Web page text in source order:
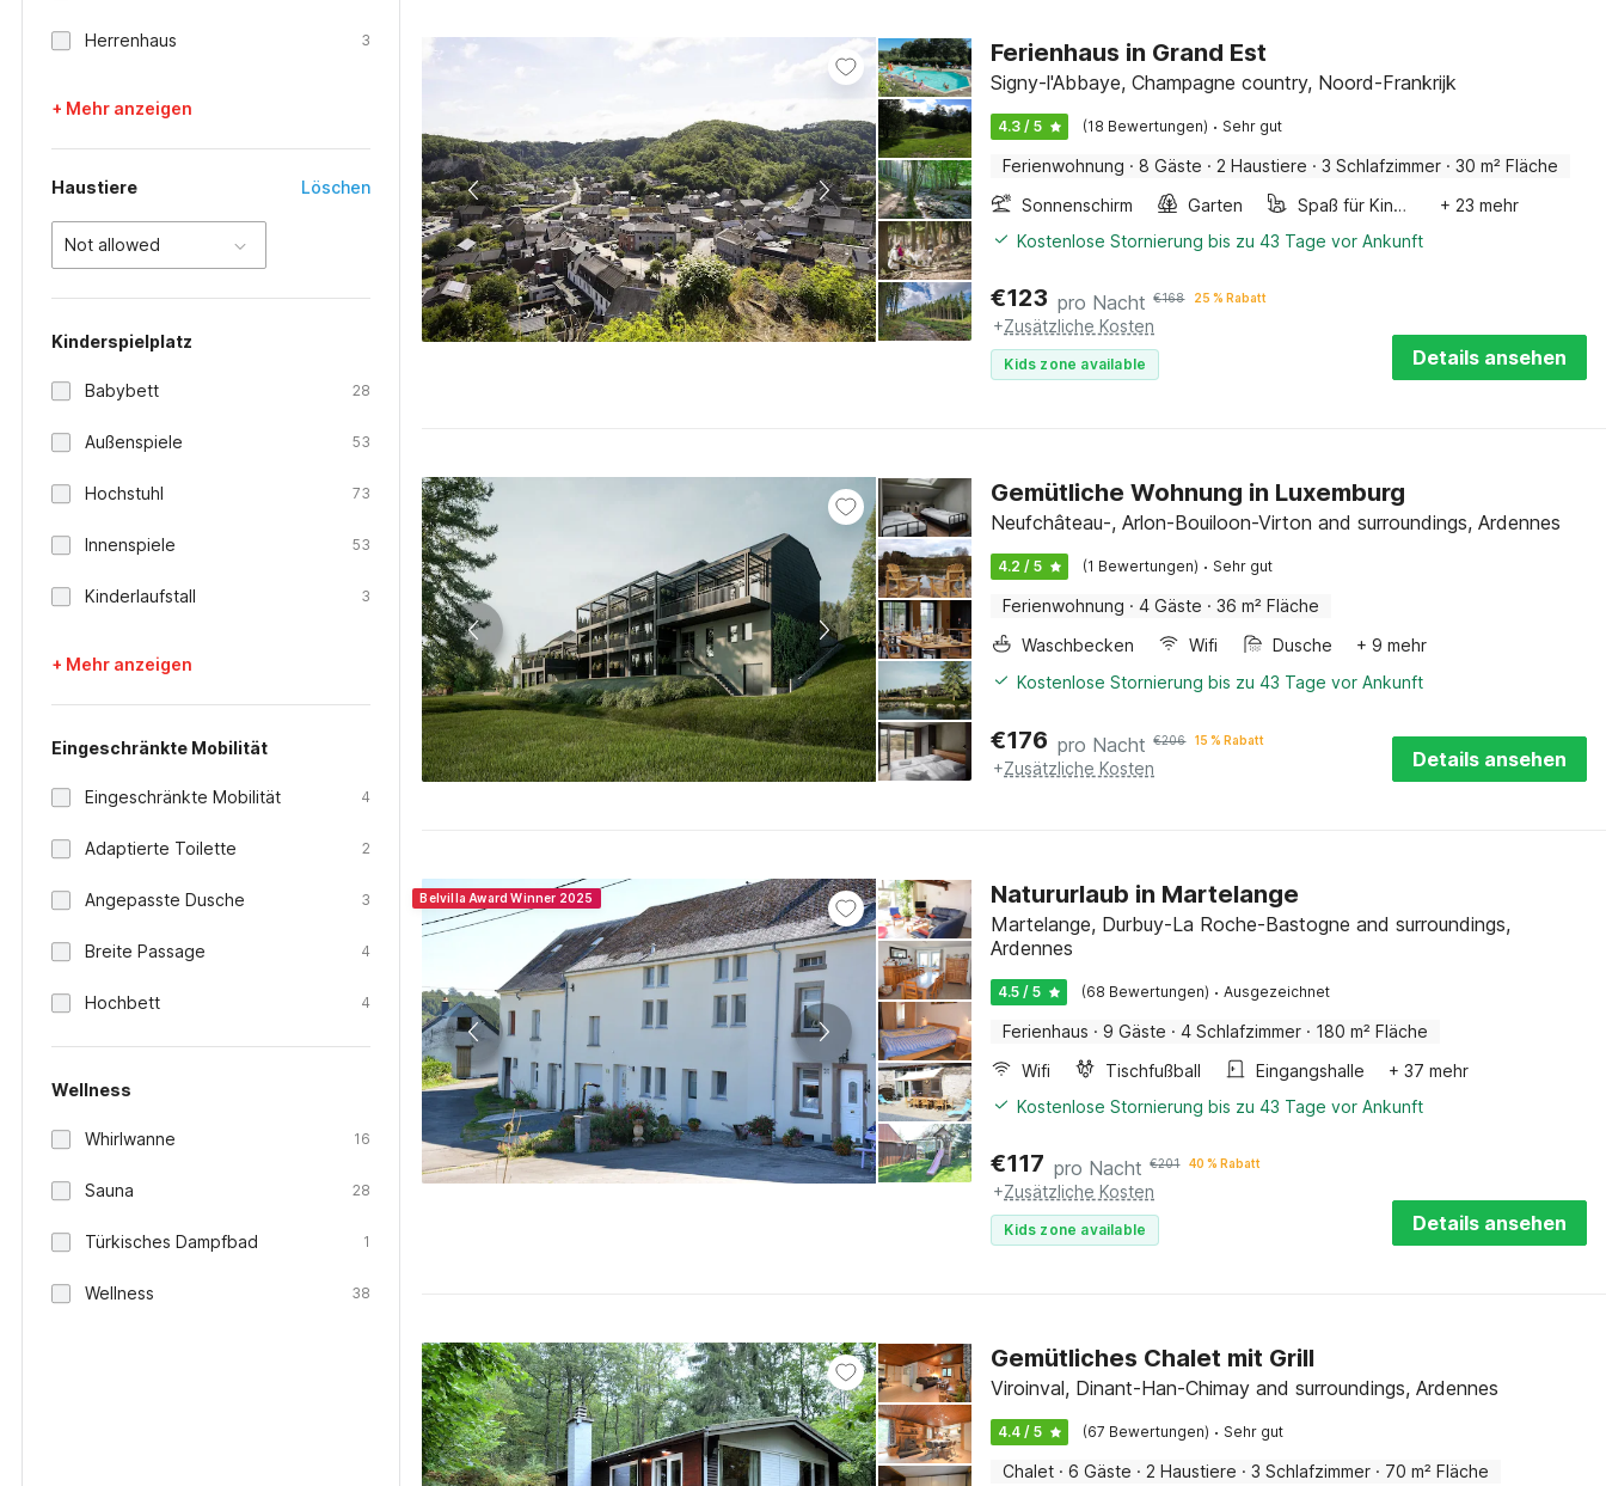
Herrenhaus 3
+ Mehr anzeigen
Haustiere Löschen
Not allowed
Kinderspielplatz
Babybett 28
Außenspiele 53
Hochstuhl 73
Innenspiele 53
Kinderlaufstall 3
+ Mehr anzeigen
Eingeschränkte Mobilität
Eingeschränkte Mobilität 4
Adaptierte Toilette 2
Angepasste Dusche 3
Breite Passage 4
Hochbett 4
Wellness
Whirlwanne 16
Sauna 28
Türkisches Dampfbad 1
Wellness 38
Ferienhaus in Grand Est
Signy-l'Abbaye, Champagne country, Noord-Frankrijk
4.3 / 5 (18 Bewertungen) · Sehr gut
Ferienwohnung · 8 Gäste · 2 Haustiere · 3 Schlafzimmer · 30 m² Fläche
Sonnenschirm
Garten Spaß für Kinder
+ 23 mehr
Kostenlose Stornierung bis zu 43 Tage vor Ankunft
€123 pro Nacht €168 25 % Rabatt
+Zusätzliche Kosten
Kids zone available Details ansehen
Gemütliche Wohnung in Luxemburg
Neufchâteau-, Arlon-Bouiloon-Virton and surroundings, Ardennes
4.2 / 5 (1 Bewertungen) · Sehr gut
Ferienwohnung · 4 Gäste · 36 m² Fläche
Waschbecken
Wifi Dusche
+ 9 mehr
Kostenlose Stornierung bis zu 43 Tage vor Ankunft
€176 pro Nacht €206 15 % Rabatt
+Zusätzliche Kosten Details ansehen
Belvilla Award Winner 2025 Natururlaub in Martelange
Martelange, Durbuy-La Roche-Bastogne and surroundings,
Ardennes
4.5 / 5 (68 Bewertungen) · Ausgezeichnet
Ferienhaus · 9 Gäste · 4 Schlafzimmer · 180 m² Fläche
Wifi
Tischfußball Eingangshalle
+ 37 mehr
Kostenlose Stornierung bis zu 43 Tage vor Ankunft
€117 pro Nacht €201 40 % Rabatt
+Zusätzliche Kosten
Kids zone available Details ansehen
Gemütliches Chalet mit Grill
Viroinval, Dinant-Han-Chimay and surroundings, Ardennes
4.4 / 5 (67 Bewertungen) · Sehr gut
Chalet · 6 Gäste · 2 Haustiere · 3 Schlafzimmer · 70 m² Fläche